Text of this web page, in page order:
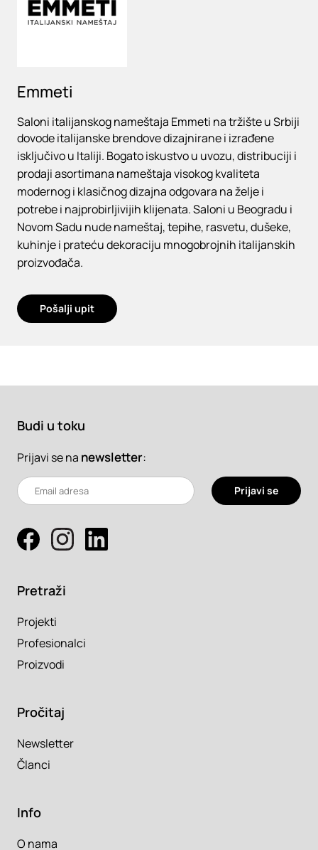
Emmeti
Saloni italijanskog nameštaja Emmeti na tržište u Srbiji
dovode italijanske brendove dizajnirane i izrađene
isključivo u Italiji. Bogato iskustvo u uvozu, distribuciji i
prodaji asortimana nameštaja visokog kvaliteta
modernog i klasičnog dizajna odgovara na želje i
potrebe i najprobirljivijih klijenata. Saloni u Beogradu i
Novom Sadu nude nameštaj, tepihe, rasvetu, dušeke,
kuhinje i prateću dekoraciju mnogobrojnih italijanskih
proizvođača.
Pošalji upit
Budi u toku
Prijavi se na newsletter:
Prijavi se
Pretraži
Projekti
Profesionalci
Proizvodi
Pročitaj
Newsletter
Članci
Info
O nama